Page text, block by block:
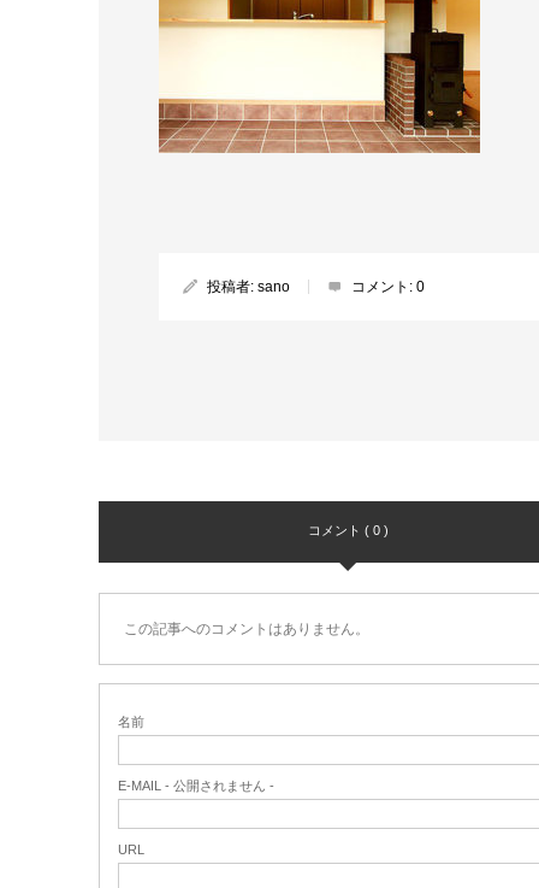
投稿者: sano コメント: 0
コメント ( 0 )
この記事へのコメントはありません。
名前
E-MAIL - 公開されません -
URL